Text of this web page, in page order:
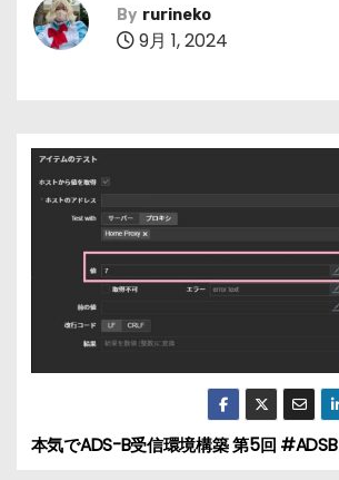
By rurineko
9月 1, 2024
投
本気でADS-B受信環境構築 第5回 #ADSB